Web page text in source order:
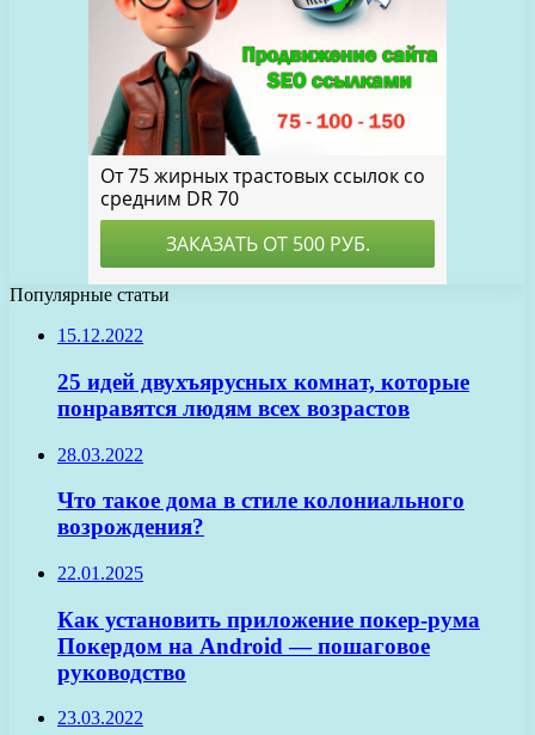
Популярные статьи
15.12.2022
25 идей двухъярусных комнат, которые
понравятся людям всех возрастов
28.03.2022
Что такое дома в стиле колониального
возрождения?
22.01.2025
Как установить приложение покер-рума
Покердом на Android — пошаговое
руководство
23.03.2022